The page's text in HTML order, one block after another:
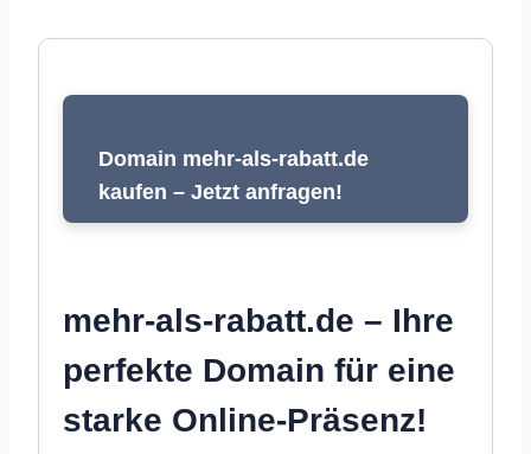
Domain mehr-als-rabatt.de
kaufen – Jetzt anfragen!
mehr-als-rabatt.de – Ihre
perfekte Domain für eine
starke Online-Präsenz!